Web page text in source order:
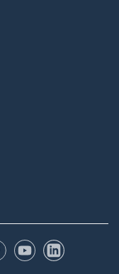
Facebook
YouTubeLinkedIn